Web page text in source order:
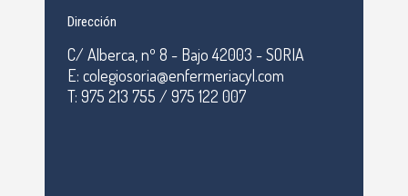
Dirección
C/ Alberca, nº 8 - Bajo 42003 - SORIA
E: colegiosoria@enfermeriacyl.com
T: 975 213 755 / 975 122 007